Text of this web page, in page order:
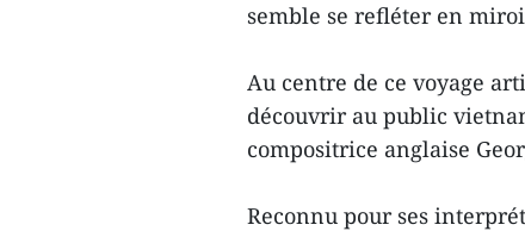
semble se refléter en
Au centre de ce voyage
découvrir au public
compositrice anglaise
Reconnu pour ses